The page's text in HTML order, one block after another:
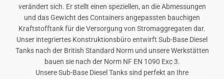
verändert sich. Er stellt einen speziellen, an die Abmessungen
und das Gewicht des Containers angepassten bauchigen
Kraftstofftank für die Versorgung von Stromaggregaten dar.
Unser integriertes Konstruktionsbüro entwirft Sub-Base Diesel
Tanks nach der British Standard Norm und unsere Werkstätten
bauen sie nach der Norm NF EN 1090 Exc 3.
Unsere Sub-Base Diesel Tanks sind perfekt an Ihre